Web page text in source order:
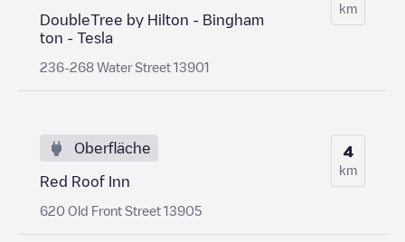
DoubleTree by Hilton - Bingham
ton - Tesla
236-268 Water Street 13901
km
Oberfläche
Red Roof Inn
620 Old Front Street 13905
4
km